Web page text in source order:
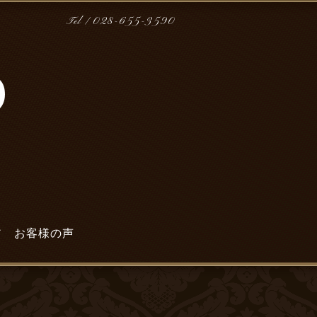
Tel / 028-655-3590
お客様の声